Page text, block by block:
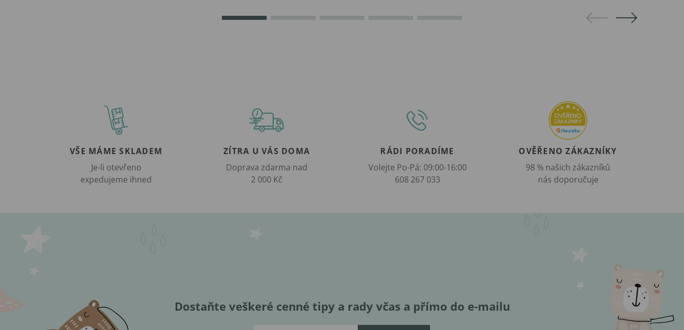
VŠE MÁME SKLADEM
Je-li otevřeno
expedujeme ihned
ZÍTRA U VÁS DOMA
Doprava zdarma nad
2 000 Kč
RÁDI PORADÍME
Volejte Po-Pá: 09:00-16:00
608 267 033
OVĚŘENO ZÁKAZNÍKY
98 % našich zákazníků
nás doporučuje
Dostaňte veškeré cenné tipy a rady včas a přímo do e-mailu